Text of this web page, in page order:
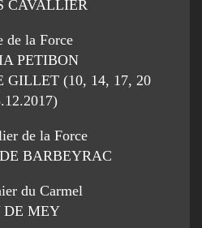
CAVALLIER
de la Force
PETIBON
GILLET (10, 14, 17, 20
de la Force
BARBEYRAC
du Carmel
DE MEY